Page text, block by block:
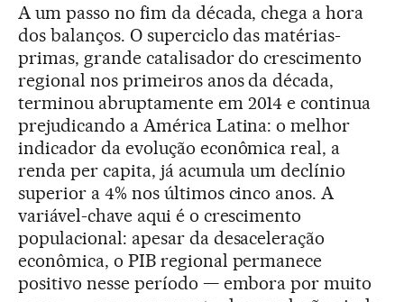
A um passo no fim da década, chega a hora
dos balanços. O superciclo das matérias-
primas, grande catalisador do crescimento
regional nos primeiros anos da década,
terminou abruptamente em 2014 e continua
prejudicando a América Latina: o melhor
indicador da evolução econômica real, a
renda per capita, já acumula um declínio
superior a 4% nos últimos cinco anos. A
variável-chave aqui é o crescimento
populacional: apesar da desaceleração
econômica, o PIB regional permanece
positivo nesse período — embora por muito